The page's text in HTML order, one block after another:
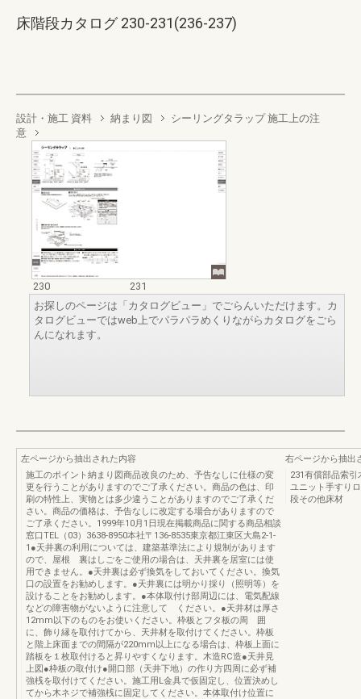
床階段カタログ 230-231(236-237)
設計・施工 資料 納まり図
シーリングタラップ 施工上の注
意
230
231
お探しのページは「カタログビュー」でごらんいただけます。カ
タログビューではweb上でパラパラめくりながらカタログをごら
んになれます。
左ページから抽出された内容
施工のポイント納まり図商品改良のため、予告なしに仕様の変
更を行うことがありますのでご了承ください。商品の色は、印
刷の特性上、実物とは多少違うことがありますのでご了承くだ
さい。商品の価格は、予告なしに改定する場合がありますので
ご了承ください。1999年10月1日現在掲載商品に関する商品相談
窓口TEL（03）3638-8950本社〒136-8535東京都江東区大島2-1-
1●天井裏の利用については、建築基準法により規制があります
ので、屋根 裏はしごをご使用の場合は、天井裏を居室には使
用できません。●天井裏は必ず換気をしておいてください。換気
口の設置をお勧めします。●天井裏には明かり採り（照明等）を
設けることをお勧めします。●本体取付け部周辺には、電気配線
などの障害物がないように注意して ください。●天井材は厚さ
12mm以下のものをお使いください。枠板とフタ板の周 囲
に、飾り縁を取付けてから、天井材を取付けてください。枠板
と階上床面までの間隔が220mm以上になる場合は、枠板上面に
踏板を１枚取付けると昇りやすくなります。木造RC造●天井見
上図●枠板の取付け●開口部（天井下地）の作り方四周に必ず補
強桟を取付けてください。施工用L金具で仮固定し、位置決めし
てから木ネジで補強桟に固定してください。本体取付け位置に
右ページから抽出
231有償部品索
ユニット手すり
段その他床材